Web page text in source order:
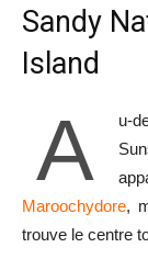
Sandy
Island
A
u-
Maroochydore,
trouve le centre